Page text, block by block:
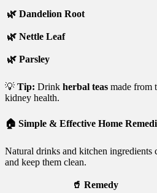
🌿 Dandelion Root
🌿 Nettle Leaf
🌿 Parsley
💡 Tip: Drink herbal teas made from
kidney health.
🏠 Simple & Effective Home
Natural drinks and kitchen ingredients
and keep them clean.
🥤 Remedy